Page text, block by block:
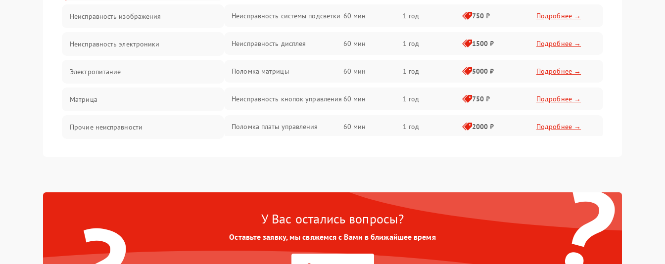
Неисправность изображения
Неисправность электроники
Электропитание
Матрица
Прочие неисправности
Оптика
Неисправность системы подсветки 60 мин 1 год 750 ₽ Подробнее →
Неисправность дисплея 60 мин 1 год 1500 ₽ Подробнее →
Поломка матрицы 60 мин 1 год 5000 ₽ Подробнее →
Неисправность кнопок управления 60 мин 1 год 750 ₽ Подробнее →
Поломка платы управления 60 мин 1 год 2000 ₽ Подробнее →
Поломка разъема для зарядки 60 мин 1 год 500 ₽
Подробнее →
?
У Вас остались вопросы?
Оставьте заявку, мы свяжемся с Вами в ближайшее время